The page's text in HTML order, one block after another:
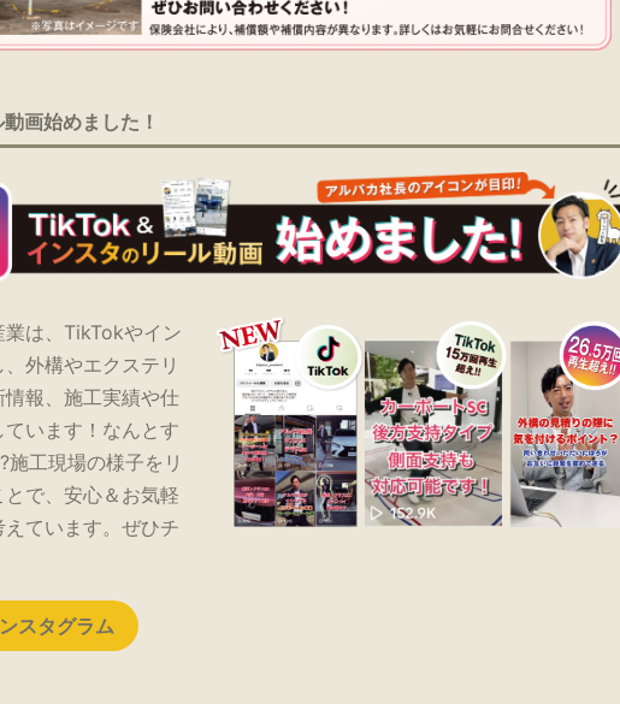
画始めました！
は、TikTokやイン
外構やエクステリ
報、施工実績や仕
います！なんとす
工現場の様子をリ
で、安心＆お気軽
ています。ぜひチ
スタグラム